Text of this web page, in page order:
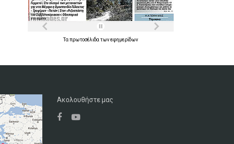
Τα πρωτοσέλιδα τωνεφημερίδων
Ακολουθήστε μας